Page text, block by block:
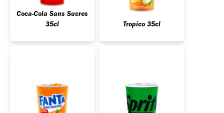
Coca-Cola Sans Sucres
35cl
Tropico 35cl